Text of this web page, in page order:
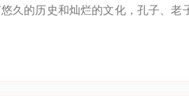
久的历史和灿烂的文化，孔子、